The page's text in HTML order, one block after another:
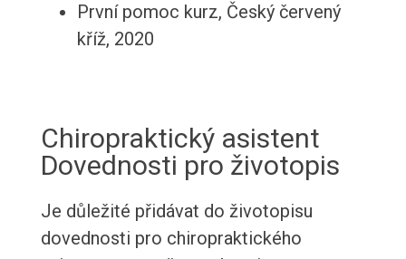
První pomoc kurz, Český červený
kříž, 2020
Chiropraktický asistent
Dovednosti pro životopis
Je důležité přidávat do životopisu
dovednosti pro chiropraktického